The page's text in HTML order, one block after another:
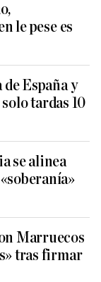
le pese es
España y
tardas 10
se alinea
Marruecos
tras firmar